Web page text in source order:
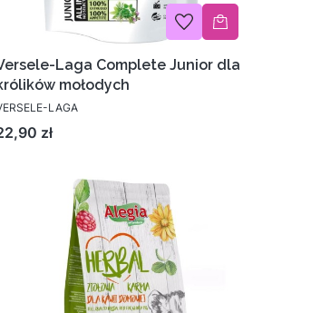
Laga Complete Junior dla
mołodych
LAGA
zł